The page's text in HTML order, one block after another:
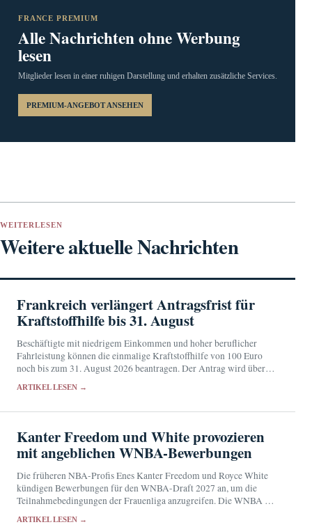
FRANCE PREMIUM
Alle Nachrichten ohne Werbung
lesen
Mitglieder lesen in einer ruhigen Darstellung und erhalten zusätzliche Services.
PREMIUM-ANGEBOT ANSEHEN
WEITERLESEN
Weitere aktuelle Nachrichten
Frankreich verlängert Antragsfrist für
Kraftstoffhilfe bis 31. August
Beschäftigte mit niedrigem Einkommen und hoher beruflicher
Fahrleistung können die einmalige Kraftstoffhilfe von 100 Euro
noch bis zum 31. August 2026 beantragen. Der Antrag wird über
ARTIKEL LESEN →
Kanter Freedom und White provozieren
mit angeblichen WNBA-Bewerbungen
Die früheren NBA-Profis Enes Kanter Freedom und Royce White
kündigen Bewerbungen für den WNBA-Draft 2027 an, um die
Teilnahmebedingungen der Frauenliga anzugreifen. Die WNBA hat
ARTIKEL LESEN →